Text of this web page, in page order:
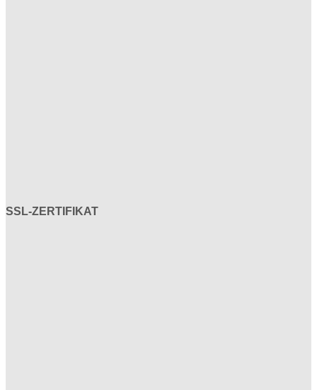
SSL-ZERTIFIKAT